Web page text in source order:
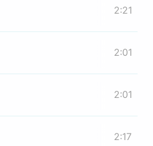
2:21
2:01
2:01
2:17